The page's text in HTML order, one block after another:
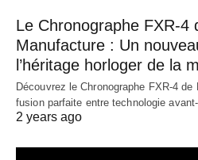
Le Chronographe FXR-4
Manufacture : Un
l’héritage horloger de la
Découvrez le Chronographe FXR-4
fusion parfaite entre technologie
2 years ago